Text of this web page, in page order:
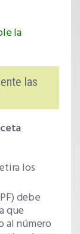
la
las
los
debe
que
al número